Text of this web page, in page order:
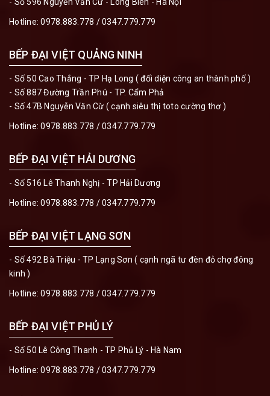
Hotline:0978.883.778 /0347.779.779
BẾP ĐẠI VIỆT QUẢNG NINH
- Số 50 Cao Thắng - TP Hạ Long ( đối diện công an thành phố )
- Số 887 Đường Trần Phú - TP. Cẩm Phả
- Số 47B Nguyễn Văn Cừ ( cạnh siêu thị toto cường thơ )
Hotline:0978.883.778 /0347.779.779
BẾP ĐẠI VIỆT HẢI DƯƠNG
- Số 516 Lê Thanh Nghị - TP Hải Dương
Hotline:0978.883.778 /0347.779.779
BẾP ĐẠI VIỆT LẠNG SƠN
- Số 492 Bà Triệu - TP Lạng Sơn ( cạnh ngã tư đèn đỏ chợ đông
kinh )
Hotline:0978.883.778 /0347.779.779
BẾP ĐẠI VIỆT PHỦ LÝ
- Số 50 Lê Công Thanh - TP Phủ Lý - Hà Nam
Hotline:0978.883.778 /0347.779.779